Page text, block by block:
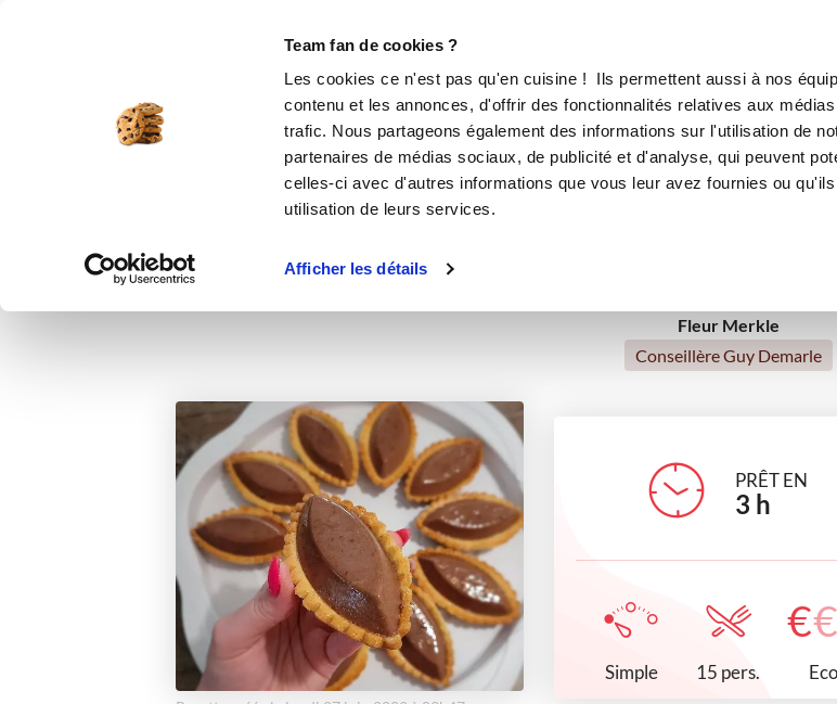
Team fan de cookies ?
Les cookies ce n'est pas qu'en cuisine ! Ils permettent aussi à nos
contenu et les annonces, d'offrir des fonctionnalités relatives aux
trafic. Nous partageons également des informations sur l'utilisation de
partenaires de médias sociaux, de publicité et d'analyse, qui peuvent
celles-ci avec d'autres informations que vous leur avez fournies ou
utilisation de leurs services.
Afficher les détails
Barquettes façon
desserts Repas de fête Tea time Petits
Direction l'Amérique ! Pâques
Fleur Merkle
Conseillère Guy Demarle
PRÊT EN
3 h
Simple 15 pers.
€€